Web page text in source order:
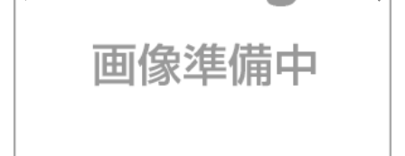
レンタル